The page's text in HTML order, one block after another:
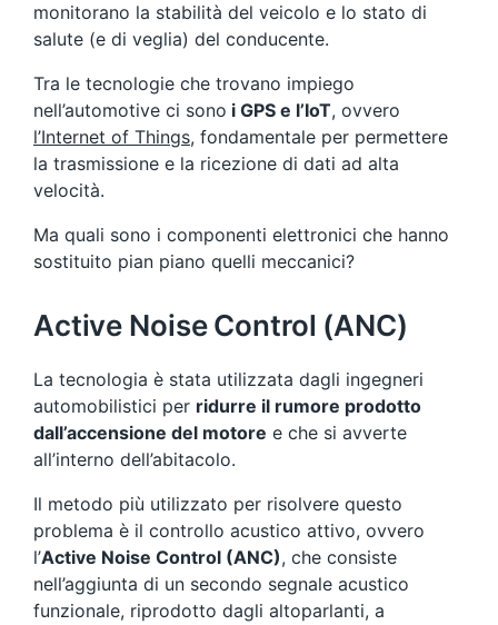
monitorano la stabilità del veicolo e lo stato di
salute (e di veglia) del conducente.
Tra le tecnologie che trovano impiego
nell’automotive ci sono i GPS e l’IoT, ovvero
l’Internet of Things, fondamentale per permettere
la trasmissione e la ricezione di dati ad alta
velocità.
Ma quali sono i componenti elettronici che hanno
sostituito pian piano quelli meccanici?
Active Noise Control (ANC)
La tecnologia è stata utilizzata dagli ingegneri
automobilistici per ridurre il rumore prodotto
dall’accensione del motore e che si avverte
all’interno dell’abitacolo.
Il metodo più utilizzato per risolvere questo
problema è il controllo acustico attivo, ovvero
l’Active Noise Control (ANC), che consiste
nell’aggiunta di un secondo segnale acustico
funzionale, riprodotto dagli altoparlanti, a